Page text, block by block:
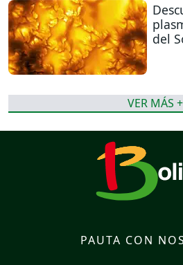
del
VER MÁS +
PAUTA CON